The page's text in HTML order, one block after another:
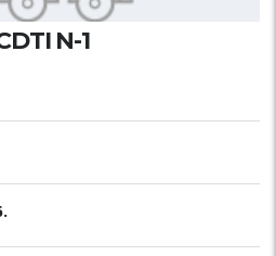
N-1